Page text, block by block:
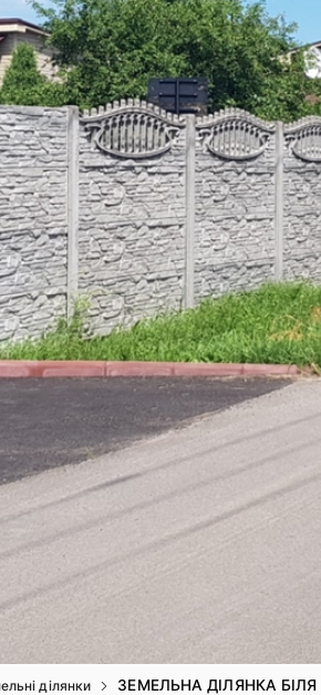
ділянки ЗЕМЕЛЬНА ДІЛЯНКА БІЛЯ